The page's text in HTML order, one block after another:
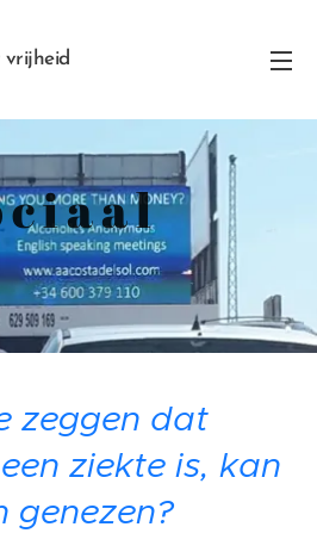
vrijheid
c i a a l
zeggen dat
ziekte is, kan
genezen?